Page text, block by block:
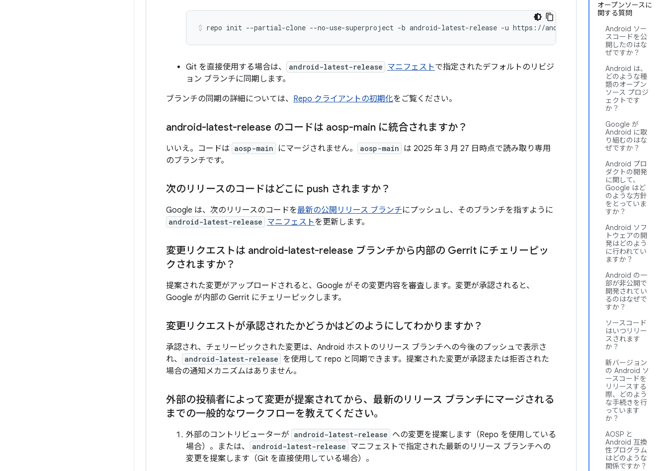
オープンソースに
関する質問
Android ソー
スコードを公
開したのはな
ぜですか？
Android は、
どのような種
類のオープン
ソース プロジ
ェクトです
か？
Google が
Android に取
り組むのはな
ぜですか？
Android プロ
ダクトの開発
に関して、
Google はど
のような方針
をとっていま
すか？
Android ソフ
トウェアの開
発はどのよう
に行われてい
ますか？
Android の一
部が非公開で
開発されてい
るのはなぜで
すか？
ソースコード
はいつリリー
スされます
か？
新バージョン
の Android ソ
ースコードを
リリースする
際、どのよう
な手続きを行
っています
か？
AOSP と
Android 互換
性プログラム
はどのような
関係ですか？
repo init --partial-clone --no-use-superproject -b android-latest-release -u https://android.googlesource.com/
Git を直接使用する場合は、 android-latest-release マニフェストで指定されたデフォルトのリビジ
ョン ブランチに同期します。
ブランチの同期の詳細については、 Repo クライアントの初期化をご覧ください。
android-latest-release のコードは aosp-main に統合されますか？
いいえ。コードは aosp-main にマージされません。 aosp-main は 2025 年 3 月 27 日時点で読み取り専用
のブランチです。
次のリリースのコードはどこに push されますか？
Google は、次のリリースのコードを最新の公開リリース ブランチにプッシュし、そのブランチを指すように
android-latest-release マニフェストを更新します。
変更リクエストは android-latest-release ブランチから内部の Gerrit にチェリーピッ
クされますか？
提案された変更がアップロードされると、Google がその変更内容を審査します。変更が承認されると、
Google が内部の Gerrit にチェリーピックします。
変更リクエストが承認されたかどうかはどのようにしてわかりますか？
承認され、チェリーピックされた変更は、Android ホストのリリース ブランチへの今後のプッシュで表示さ
れ、
android-latest-release を使用して repo と同期できます。提案された変更が承認または拒否された
場合の通知メカニズムはありません。
外部の投稿者によって変更が提案されてから、最新のリリース ブランチにマージされる
までの一般的なワークフローを教えてください。
外部のコントリビューターが android-latest-release への変更を提案します（Repo を使用している
場合）。または、
android-latest-release マニフェストで指定された最新のリリース ブランチへの
変更を提案します（Git を直接使用している場合）。